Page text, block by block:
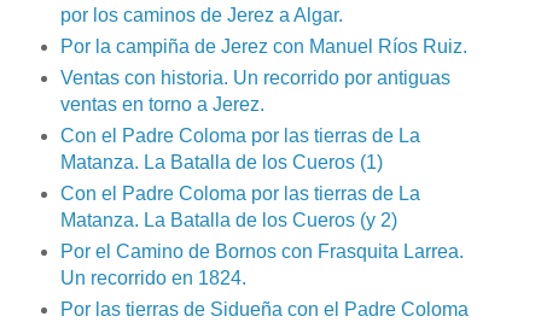
por los caminos de Jerez a Algar.
Por la campiña de Jerez con Manuel Ríos Ruiz.
Ventas con historia. Un recorrido por antiguas
ventas en torno a Jerez.
Con el Padre Coloma por las tierras de La
Matanza. La Batalla de los Cueros (1)
Con el Padre Coloma por las tierras de La
Matanza. La Batalla de los Cueros (y 2)
Por el Camino de Bornos con Frasquita Larrea.
Un recorrido en 1824.
Por las tierras de Sidueña con el Padre Coloma